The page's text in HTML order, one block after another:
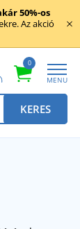
50%-os
Az akció
0
MENU
KERES